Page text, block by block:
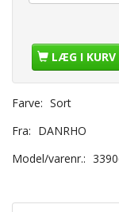
LÆG I KURV
Farve: Sort
Fra: DANRHO
Model/varenr.: